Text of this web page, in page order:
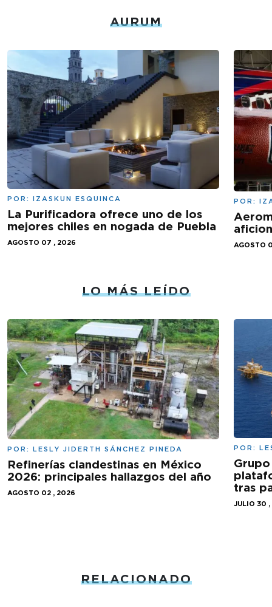
AURUM
POR: IZASKUN ESQUINCA
La Purificadora ofrece uno de los
mejores chiles en nogada de Puebla
AGOSTO 07 , 2026
POR:
AGOSTO
LO MÁS LEÍDO
POR: LESLY JIDERTH SÁNCHEZ PINEDA
Refinerías clandestinas en México
2026: principales hallazgos del año
AGOSTO 02 , 2026
POR:
tras
JULIO 30
RELACIONADO